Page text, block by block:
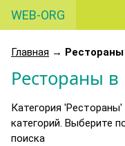
WEB-ORG
Главная →
Рестораны
Категория
категорий. Выберите
поиска